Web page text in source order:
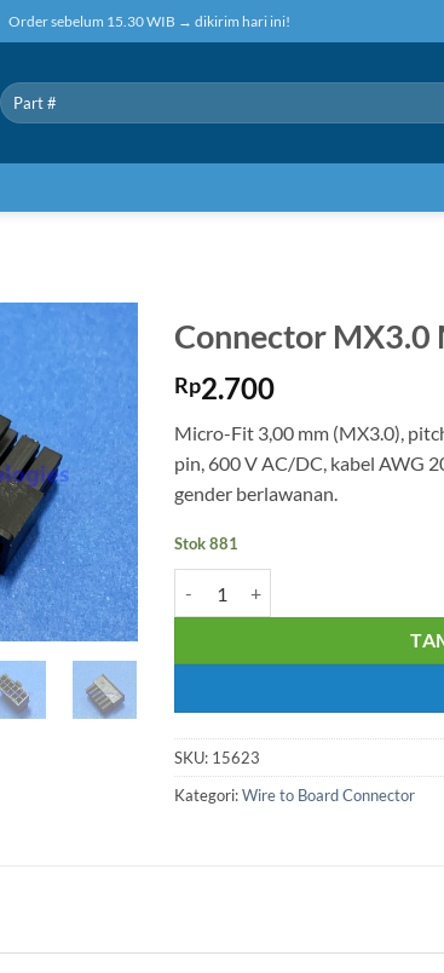
Order sebelum 15.30 WIB → dikirim hari ini!
Pencarian
untuk:
Connector
Rp2.700
Micro-Fit 3,00 mm (MX3.0),
pin, 600 V AC/DC, kabel AWG
gender berlawanan.
Stok 881
SKU: 15623
Kategori:Wire to Board Connector